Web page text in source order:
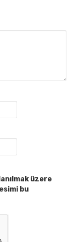
üzere
bu